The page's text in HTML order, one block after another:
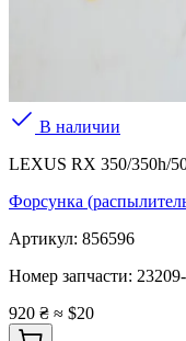
В наличии
LEXUS RX 350/350h/
Форсунка
Артикул: 856596
Номер запчасти:
920 ₴ ≈ $20